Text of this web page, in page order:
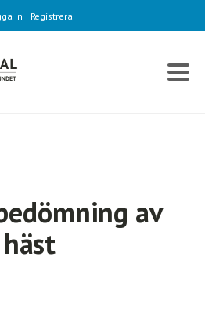
In Registrera
av
häst